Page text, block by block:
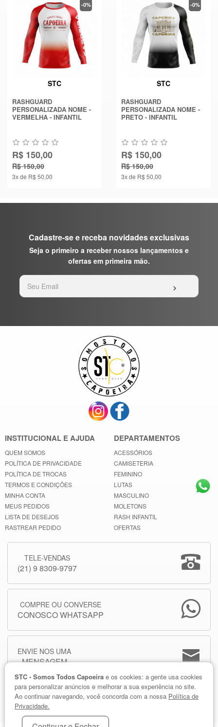
STC
RASHGUARD
PERSONALIZADA NOME -
VERMELHA - INFANTIL
-0%
R$ 150,00
R$ 150,00
3x de R$ 50,00
STC
RASHGUARD
PERSONALIZADA NOME -
PRETO - INFANTIL
-0%
R$ 150,00
R$ 150,00
3x de R$ 50,00
Cadastre-se e receba novidades exclusivas
Seja o primeiro a receber nossos lançamentos e
ofertas em primeira mão.
INSTITUCIONAL E AJUDA
QUEM SOMOS
POLÍTICA DE PRIVACIDADE
POLÍTICA DE TROCAS
TERMOS E CONDIÇÕES
MINHA CONTA
MEUS PEDIDOS
LISTA DE DESEJOS
RASTREAR PEDIDO
DEPARTAMENTOS
ACESSÓRIOS
CAMISETERIA
FEMININO
LUTAS
MASCULINO
MOLETONS
RASH INFANTIL
OFERTAS
TELE-VENDAS
(21) 9 8309-9797
COMPRE OU CONVERSE
CONOSCO WHATSAPP
ENVIE NOS UMA
MENSAGEM
STC - Somos Todos Capoeira e os cookies: a gente usa cookies
para personalizar anúncios e melhorar a sua experiência no site.
Ao continuar navegando, você concorda com a nossa Política de
Privacidade.